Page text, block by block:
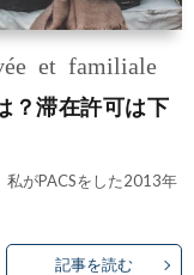
et familiale
？滞在許可は下
私がPACSをした2013年
記事を読む